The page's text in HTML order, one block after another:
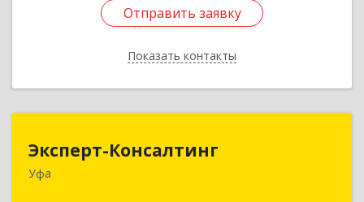
Отправить заявку
Показать контакты
Отправить заявку
Назад
Эксперт-Консалтинг
Уфа
450059, Башкортостан Респ, Уфимский р-н, Уфа